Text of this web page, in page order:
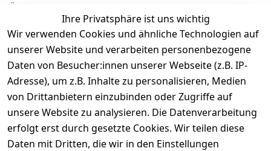
Ähnliche Produkte
Ihre Privatsphäre ist uns wichtig
Wir verwenden Cookies und ähnliche Technologien auf
unserer Website und verarbeiten personenbezogene
Daten von Besucher:innen unserer Webseite (z.B. IP-
Adresse), um z.B. Inhalte zu personalisieren, Medien
von Drittanbietern einzubinden oder Zugriffe auf
unsere Website zu analysieren. Die Datenverarbeitung
erfolgt erst durch gesetzte Cookies. Wir teilen diese
Daten mit Dritten, die wir in den Einstellungen
Rechtliches
AGB
Impressum
Über uns
Kontakt
Registrieren
Wir
versenden
mit
Zahle
bequem per